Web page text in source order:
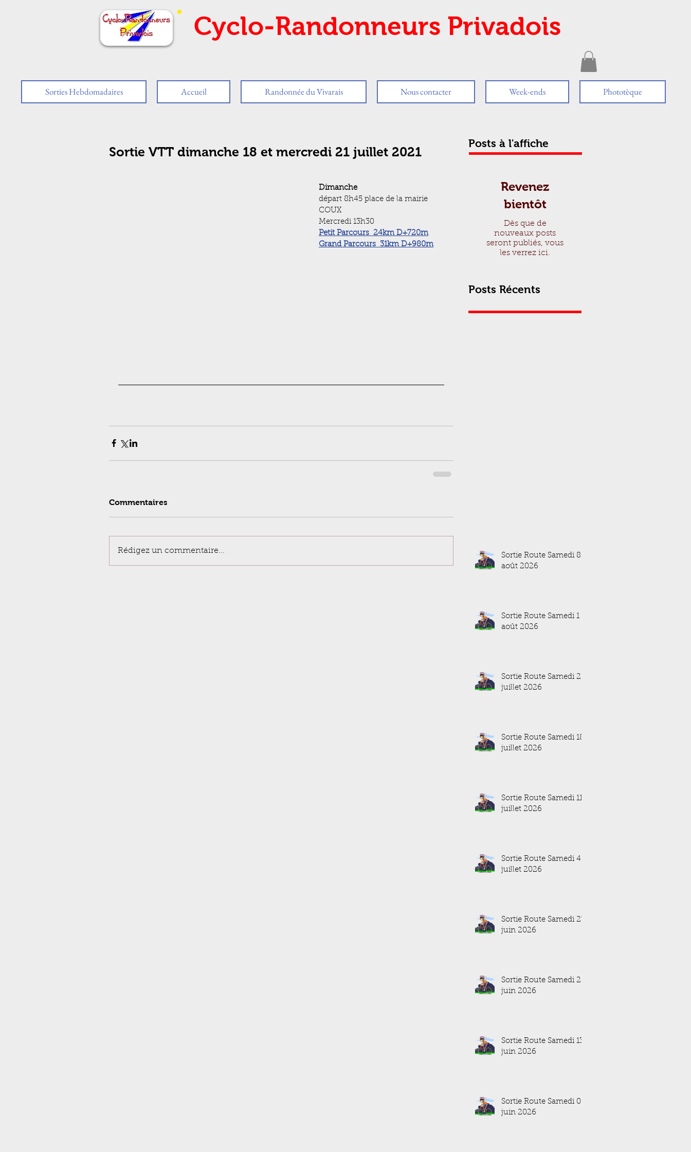
Cyclo-Randonneurs Privadois
Sorties Hebdomadaires Accueil Randonnée du Vivarais Nous contacter Week-ends Phototèque
Sortie VTT dimanche 18 et mercredi 21 juillet 2021
Dimanche
départ 8h45 place de la mairie
COUX
Mercredi 13h30
Petit Parcours  24km D+720m
Grand Parcours  31km D+980m
Commentaires
Rédigez un commentaire...
Posts à l'affiche
Revenez
bientôt
Dès que de
nouveaux posts
seront publiés, vous
les verrez ici.
Posts Récents
Sortie Route Samedi 8
août 2026
Sortie Route Samedi 1
août 2026
Sortie Route Samedi 25
juillet 2026
Sortie Route Samedi 18
juillet 2026
Sortie Route Samedi 11
juillet 2026
Sortie Route Samedi 4
juillet 2026
Sortie Route Samedi 27
juin 2026
Sortie Route Samedi 20
juin 2026
Sortie Route Samedi 13
juin 2026
Sortie Route Samedi 06
juin 2026